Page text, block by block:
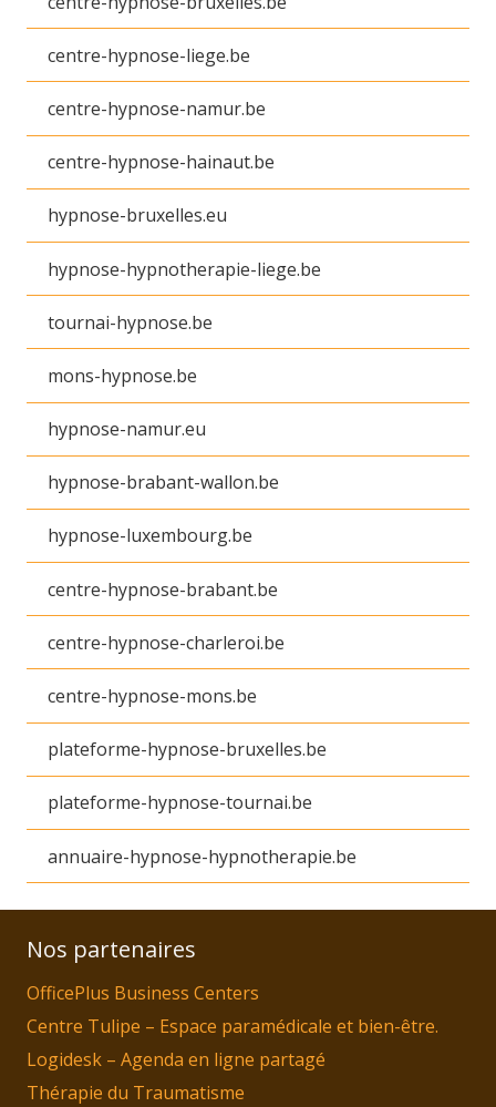
centre-hypnose-liege.be
centre-hypnose-namur.be
centre-hypnose-hainaut.be
hypnose-bruxelles.eu
hypnose-hypnotherapie-liege.be
tournai-hypnose.be
mons-hypnose.be
hypnose-namur.eu
hypnose-brabant-wallon.be
hypnose-luxembourg.be
centre-hypnose-brabant.be
centre-hypnose-charleroi.be
centre-hypnose-mons.be
plateforme-hypnose-bruxelles.be
plateforme-hypnose-tournai.be
annuaire-hypnose-hypnotherapie.be
Nos partenaires
OfficePlus Business Centers
Centre Tulipe – Espace paramédicale et bien-être.
Logidesk – Agenda en ligne partagé
Thérapie du Traumatisme